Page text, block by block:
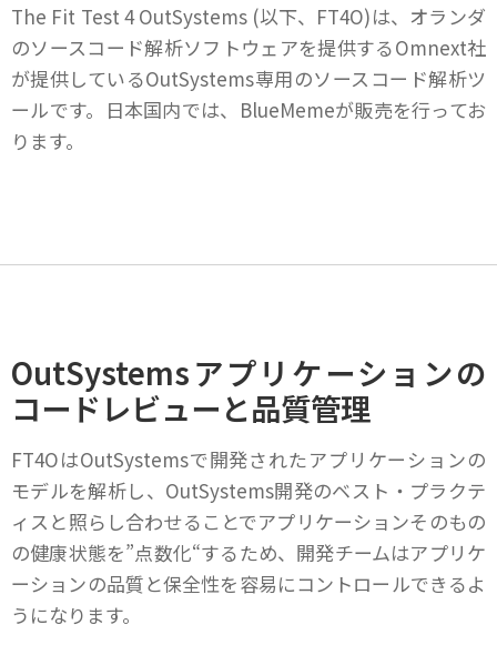
The Fit Test 4 OutSystems (以下、FT4O)は、オランダ
のソースコード解析ソフトウェアを提供するOmnext社
が提供しているOutSystems専用のソースコード解析ツ
ールです。日本国内では、BlueMemeが販売を行ってお
ります。
OutSystemsアプリケーションの
コードレビューと品質管理
FT4OはOutSystemsで開発されたアプリケーションの
モデルを解析し、OutSystems開発のベスト・プラクテ
ィスと照らし合わせることでアプリケーションそのもの
の健康状態を”点数化“するため、開発チームはアプリケ
ーションの品質と保全性を容易にコントロールできるよ
うになります。